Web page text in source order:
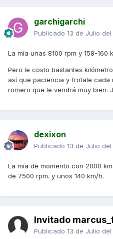
garchigarchi
Publicado 13 de Julio del
La mía unas 8100 rpm y 158-160
Pero le costo bastantes
así que paciencia y frotale
romero que le vendrá muy bien.
dexixon
Publicado 13 de Julio del
La mía de momento con 2000
de 7500 rpm. y unos 140 km/h.
Invitado
Publicado 13 de Julio del